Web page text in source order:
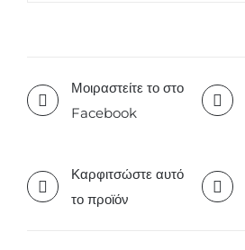
Μοιραστείτε το στο
Facebook
Καρφιτσώστε αυτό
το προϊόν